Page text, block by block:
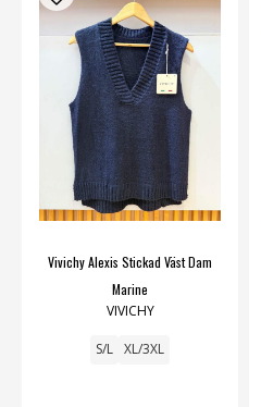
Vivichy Alexis Stickad Väst Dam
Marine
VIVICHY
S/L XL/3XL